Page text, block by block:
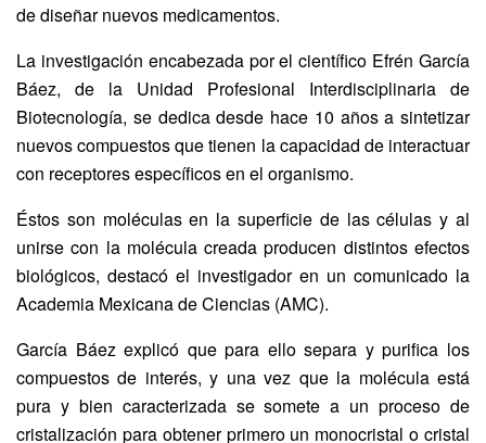
de diseñar nuevos medicamentos.
La investigación encabezada por el científico Efrén García
Báez, de la Unidad Profesional Interdisciplinaria de
Biotecnología, se dedica desde hace 10 años a sintetizar
nuevos compuestos que tienen la capacidad de interactuar
con receptores específicos en el organismo.
Éstos son moléculas en la superficie de las células y al
unirse con la molécula creada producen distintos efectos
biológicos, destacó el investigador en un comunicado la
Academia Mexicana de Ciencias (AMC).
García Báez explicó que para ello separa y purifica los
compuestos de interés, y una vez que la molécula está
pura y bien caracterizada se somete a un proceso de
cristalización para obtener primero un monocristal o cristal